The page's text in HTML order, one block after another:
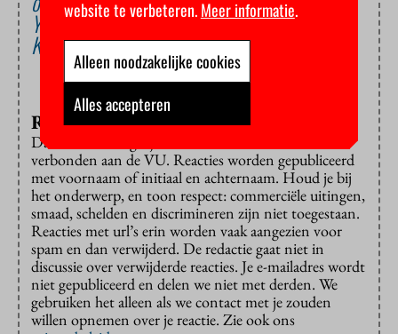
Youp haalde 34.445 euro op voor VUmc
Kanker opsporen kan straks met een prikje
Reageren?
Dat is alleen mogelijk met een e-mailadres dat is
verbonden aan de VU. Reacties worden gepubliceerd
met voornaam of initiaal en achternaam. Houd je bij
het onderwerp, en toon respect: commerciële uitingen,
smaad, schelden en discrimineren zijn niet toegestaan.
Reacties met url’s erin worden vaak aangezien voor
spam en dan verwijderd. De redactie gaat niet in
discussie over verwijderde reacties. Je e-mailadres wordt
niet gepubliceerd en delen we niet met derden. We
gebruiken het alleen als we contact met je zouden
willen opnemen over je reactie. Zie ook ons
website te verbeteren.Meer informatie.
Alleen noodzakelijke cookies
Alles accepteren